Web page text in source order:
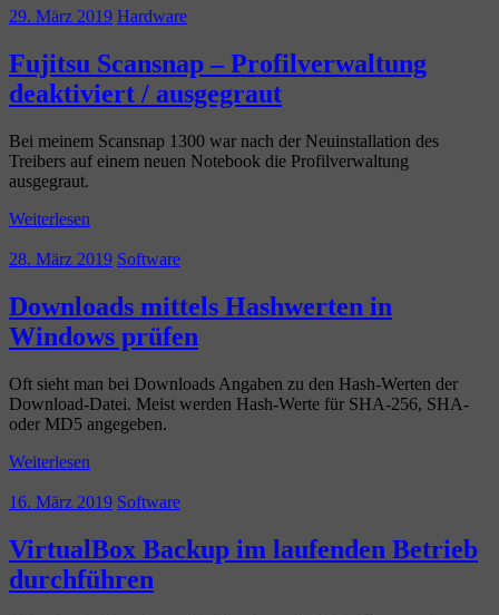
29. März 2019 Hardware
Fujitsu Scansnap – Profilverwaltung
deaktiviert / ausgegraut
Bei meinem Scansnap 1300 war nach der Neuinstallation des
Treibers auf einem neuen Notebook die Profilverwaltung
ausgegraut.
Weiterlesen
28. März 2019 Software
Downloads mittels Hashwerten in
Windows prüfen
Oft sieht man bei Downloads Angaben zu den Hash-Werten der
Download-Datei. Meist werden Hash-Werte für SHA-256, SHA-
oder MD5 angegeben.
Weiterlesen
16. März 2019 Software
VirtualBox Backup im laufenden Betrieb
durchführen